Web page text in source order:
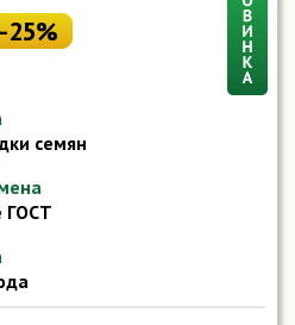
-25%
семян
ГОСТ